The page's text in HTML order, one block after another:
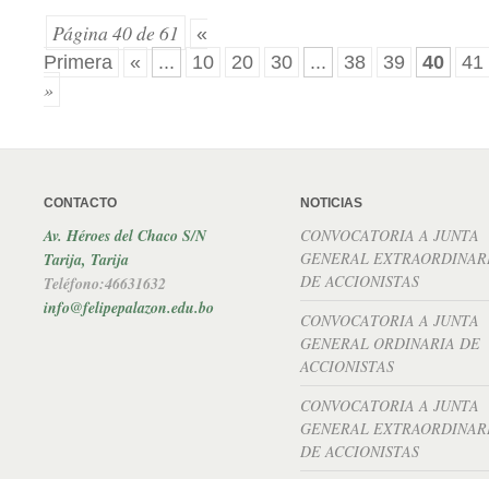
Página 40 de 61
«
Primera
« ... 10 20 30 ... 38 39 40 41
»
CONTACTO
Av. Héroes del Chaco S/N
Tarija, Tarija
Teléfono:46631632
info@felipepalazon.edu.bo
NOTICIAS
CONVOCATORIA A JUNTA
GENERAL
DE ACCIONISTAS
CONVOCATORIA A JUNTA
GENERAL ORDINARIA DE
ACCIONISTAS
CONVOCATORIA A JUNTA
GENERAL
DE ACCIONISTAS